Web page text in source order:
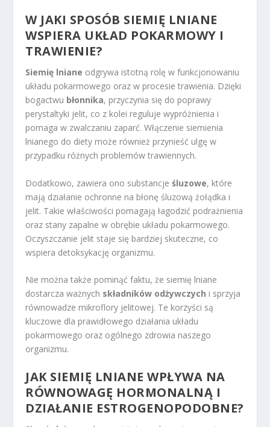
W JAKI SPOSÓB SIEMIĘ LNIANE
WSPIERA UKŁAD POKARMOWY I
TRAWIENIE?
Siemię lniane odgrywa istotną rolę w funkcjonowaniu
układu pokarmowego oraz w procesie trawienia. Dzięki
bogactwu błonnika, przyczynia się do poprawy
perystaltyki jelit, co z kolei reguluje wypróżnienia i
pomaga w zwalczaniu zaparć. Włączenie siemienia
lnianego do diety może również przynieść ulgę w
przypadku różnych problemów trawiennych.
Dodatkowo, zawiera ono substancjeśluzowe, które
mają działanie ochronne na błonę śluzową żołądka i
jelit. Takie właściwości pomagają łagodzić podrażnienia
oraz stany zapalne w obrębie układu pokarmowego.
Oczyszczanie jelit staje się bardziej skuteczne, co
wspiera detoksykację organizmu.
Nie można także pominąć faktu, że siemię lniane
dostarcza ważnych składników odżywczych i sprzyja
równowadze mikroflory jelitowej. Te korzyści są
kluczowe dla prawidłowego działania układu
pokarmowego oraz ogólnego zdrowia naszego
organizmu.
JAK SIEMIĘ LNIANE WPŁYWA NA
RÓWNOWAGĘ HORMONALNĄ I
DZIAŁANIE ESTROGENOPODOBNE?